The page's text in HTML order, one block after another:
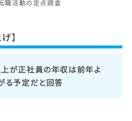
職活動の定点調査
】
が正社員の年収は前年よ
る予定だと回答